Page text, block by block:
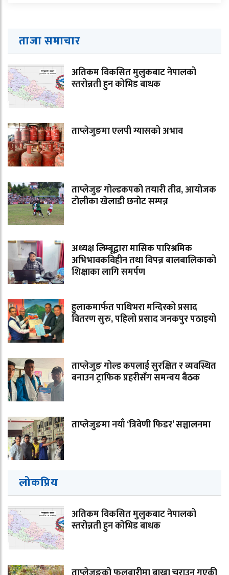
ताजा समाचार
अतिकम विकसित मुलुकबाट नेपालको
स्तरोन्नती हुन कोभिड बाधक
ताप्लेजुङमा एलपी ग्यासको अभाव
ताप्लेजुङ गोल्डकपको तयारी तीव्र, आयोजक
टोलीका खेलाडी छनोट सम्पन्न
अध्यक्ष लिम्बूद्वारा मासिक पारिश्रमिक
अभिभावकविहीन तथा विपन्न बालबालिकाको
शिक्षाका लागि समर्पण
हुलाकमार्फत पाथिभरा मन्दिरको प्रसाद
वितरण सुरु, पहिलो प्रसाद जनकपुर पठाइयो
ताप्लेजुङ गोल्ड कपलाई सुरक्षित र व्यवस्थित
बनाउन ट्राफिक प्रहरीसँग समन्वय बैठक
ताप्लेजुङमा नयाँ ‘त्रिवेणी फिडर’ सञ्चालनमा
लोकप्रिय
अतिकम विकसित मुलुकबाट नेपालको
स्तरोन्नती हुन कोभिड बाधक